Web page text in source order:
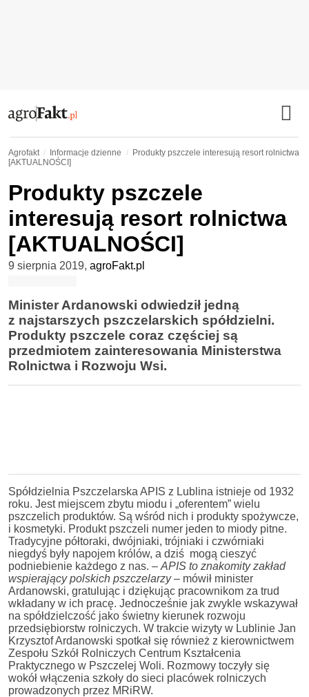
Agrofakt Informacje dzienne
Produkty pszczele interesują resort rolnictwa
[AKTUALNOŚCI]
Produkty pszczele
interesują resort rolnictwa
[AKTUALNOŚCI]
9 sierpnia 2019, agroFakt.pl
Minister Ardanowski odwiedził jedną
z najstarszych pszczelarskich spółdzielni.
Produkty pszczele coraz częściej są
przedmiotem zainteresowania Ministerstwa
Rolnictwa i Rozwoju Wsi.
Spółdzielnia Pszczelarska APIS z Lublina istnieje od 1932
roku. Jest miejscem zbytu miodu i „oferentem” wielu
pszczelich produktów. Są wśród nich i produkty spożywcze,
i kosmetyki. Produkt pszczeli numer jeden to miody pitne.
Tradycyjne półtoraki, dwójniaki, trójniaki i czwórniaki
niegdyś były napojem królów, a dziś mogą cieszyć
podniebienie każdego z nas. – APIS to znakomity zakład
wspierający polskich pszczelarzy– mówił minister
Ardanowski, gratulując i dziękując pracownikom za trud
wkładany w ich pracę. Jednocześnie jak zwykle wskazywał
na spółdzielczość jako świetny kierunek rozwoju
przedsiębiorstw rolniczych. W trakcie wizyty w Lublinie Jan
Krzysztof Ardanowski spotkał się również z kierownictwem
Zespołu Szkół Rolniczych Centrum Kształcenia
Praktycznego w Pszczelej Woli. Rozmowy toczyły się
wokół włączenia szkoły do sieci placówek rolniczych
prowadzonych przez MRiRW.